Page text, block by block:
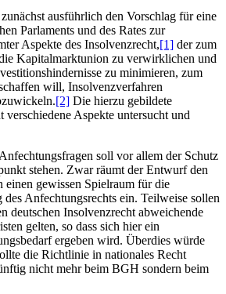
ausführlich den Vorschlag für eine
Parlaments und des Rates zur
Aspekte des Insolvenzrecht,[1] der zum
Kapitalmarktunion zu verwirklichen und
zu minimieren, zum
will, Insolvenzverfahren
[2] Die hierzu gebildete
verschiedene Aspekte untersucht und
soll vor allem der Schutz
stehen. Zwar räumt der Entwurf den
einen gewissen Spielraum für die
des Anfechtungsrechts ein. Teilweise sollen
deutschen Insolvenzrecht abweichende
gelten, so dass sich hier ein
ergeben wird. Überdies würde
die Richtlinie in nationales Recht
nicht mehr beim BGH sondern beim